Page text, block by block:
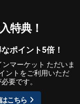
特典！
ポイント5倍！
ンマーケット ただいま
ントをご利用いただ
要です。
こちら